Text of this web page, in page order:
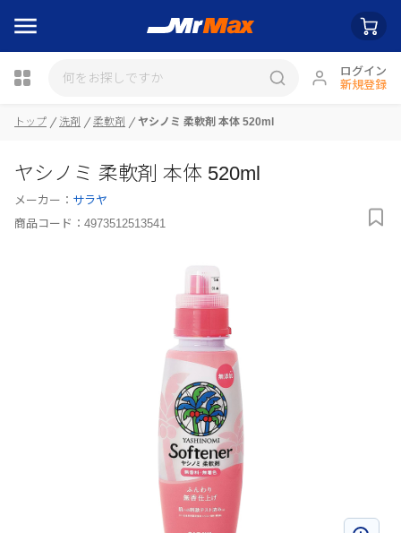
ログイン
新規登録
瓶詰
トップ 洗剤 柔軟剤 ヤシノミ 柔軟剤 本体 520ml
ヤシノミ 柔軟剤 本体 520ml
メーカー： サラヤ
商品コード： 4973512513541